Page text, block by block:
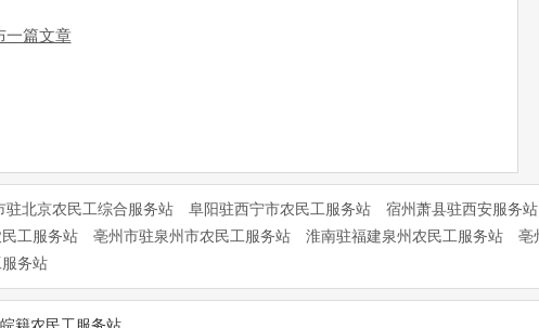
一篇文章
驻北京农民工综合服务站 阜阳驻西宁市农民工服务站 宿州萧县驻西安服务站
工服务站 亳州市驻泉州市农民工服务站 淮南驻福建泉州农民工服务站
亳
务站